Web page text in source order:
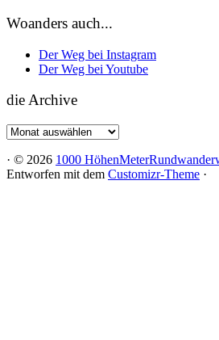
Woanders auch...
Der Weg bei Instagram
Der Weg bei Youtube
die Archive
die
· © 2026 1000
Entworfen mit dem Customizr-Theme ·